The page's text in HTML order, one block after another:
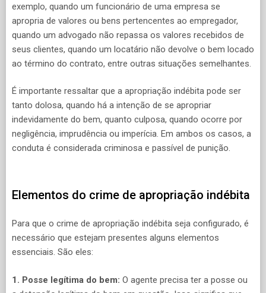
exemplo, quando um funcionário de uma empresa se
apropria de valores ou bens pertencentes ao empregador,
quando um advogado não repassa os valores recebidos de
seus clientes, quando um locatário não devolve o bem locado
ao término do contrato, entre outras situações semelhantes.
É importante ressaltar que a apropriação indébita pode ser
tanto dolosa, quando há a intenção de se apropriar
indevidamente do bem, quanto culposa, quando ocorre por
negligência, imprudência ou imperícia. Em ambos os casos, a
conduta é considerada criminosa e passível de punição.
Elementos do crime de apropriação indébita
Para que o crime de apropriação indébita seja configurado, é
necessário que estejam presentes alguns elementos
essenciais. São eles:
1. Posse legítima do bem: O agente precisa ter a posse ou